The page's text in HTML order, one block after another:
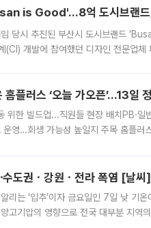
is Good'…8억 도시브랜드,
당시 추진된 부산시 도시브랜드
(CI) 개발에 참여했던 디자인 전문업
플러스 ‘오늘 가오픈’...13일
위한 빌드업...직원들 현장 배치PB·일
운영…회생 가능성 높일지 주목 홈플
도권ㆍ강원ㆍ전라 폭염 [날씨]
리는 ‘입추’이자 금요일인 7일 낮 기
고기압의 영향으로 전국 대부분 지